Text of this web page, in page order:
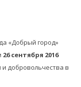
«Добрый город»
26 сентября 2016
и добровольчества в